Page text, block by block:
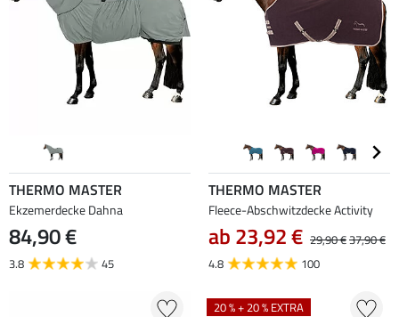
THERMO MASTER
Ekzemerdecke Dahna
84,90 €
3.8 45
THERMO MASTER
Fleece-Abschwitzdecke Activity
ab 23,92 € 29,90 €37,90 €
4.8
100
20 % + 20 % EXTRA